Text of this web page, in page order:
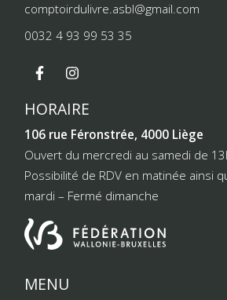
comptoirdulivre.asbl@gmail.com
0032 4 93 99 53 35
HORAIRE
106 rue Féronstrée, 4000 Liège
Ouvert du mercredi au samedi de
Possibilité de RDV en matinée ainsi
mardi – Fermé dimanche
MENU